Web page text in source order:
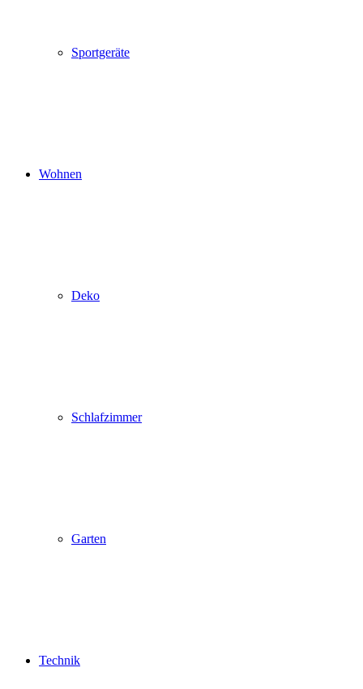
Sportgeräte
Wohnen
Deko
Schlafzimmer
Garten
Technik